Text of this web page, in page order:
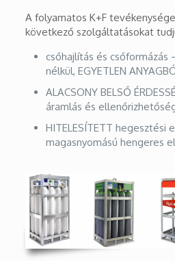
A folyamatos K+F
következő szolgáltatásokat
csőhajlítás és csőformázás
nélkül, EGYETLEN
ALACSONY BELSŐ
áramlás és
HITELESÍTETT hegesztési
magasnyomású hengeres